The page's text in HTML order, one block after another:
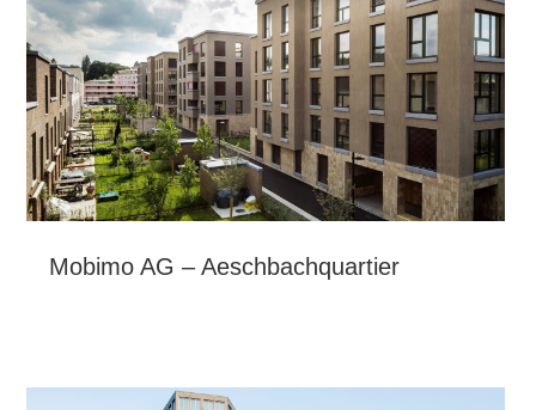
Mobimo AG – Aeschbachquartier